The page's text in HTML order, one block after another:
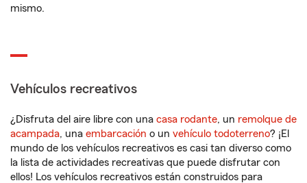
mismo.
Vehículos recreativos
¿Disfruta del aire libre con una casa rodante, un remolque de
acampada, una embarcación o un vehículo todoterreno? ¡El
mundo de los vehículos recreativos es casi tan diverso como
la lista de actividades recreativas que puede disfrutar con
ellos! Los vehículos recreativos están construidos para